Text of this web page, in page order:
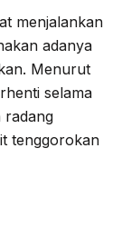
menjalankan
adanya
Menurut
selama
radang
tenggorokan